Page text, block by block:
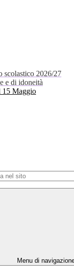
scolastico 2026/27
e di idoneità
15 Maggio
Menu di